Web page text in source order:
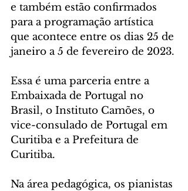
e também estão confirmados
para a programação artística
que acontece entre os dias 25 de
janeiro a 5 de fevereiro de 2023.
Essa é uma parceria entre a
Embaixada de Portugal no
Brasil, o Instituto Camões, o
vice-consulado de Portugal em
Curitiba e a Prefeitura de
Curitiba.
Na área pedagógica, os pianistas